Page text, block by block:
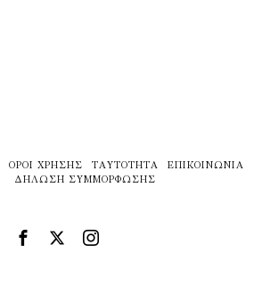
ΌΡΟΙ ΧΡΉΣΗΣ ΤΑΥΤΌΤΗΤΑ
ΕΠΙΚΟΙΝΩΝΊΑ
ΔΉΛΩΣΗ ΣΥΜΜΌΡΦΩΣΗΣ